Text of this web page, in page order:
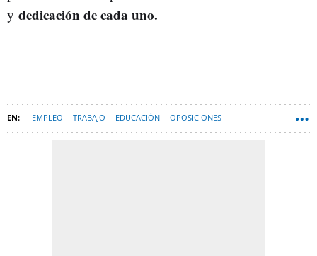
y dedicación de cada uno.
EMPLEO TRABAJO EDUCACIÓN OPOSICIONES